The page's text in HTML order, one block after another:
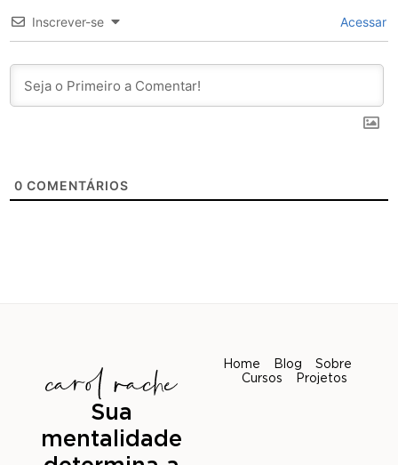
Inscrever-se Acessar
0 COMENTÁRIOS
Sua
mentalidade
Home Blog
Sobre
Cursos
Projetos